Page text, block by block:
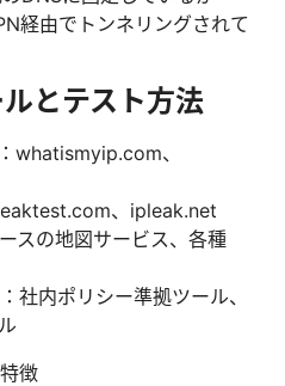
経由でトンネリングされて
とテスト方法
whatismyip.com、
、ipleak.net
スの地図サービス、各種
社内ポリシー準拠ツール、
徴